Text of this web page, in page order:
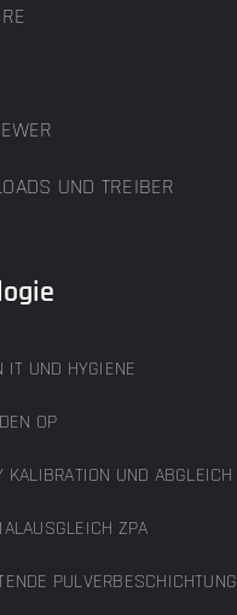
UND TREIBER
IT UND HYGIENE
OP
KALIBRATION UND ABGLEICH
ZPA
PULVERBESCHICHTUNG